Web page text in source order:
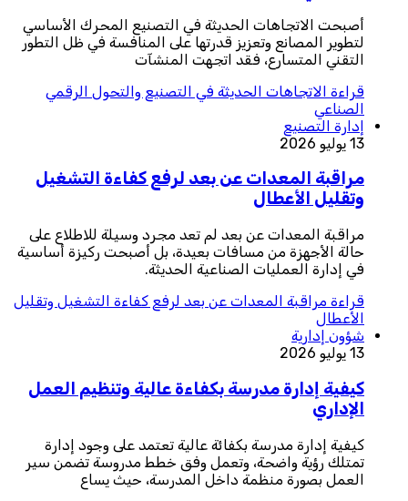
أصبحت الاتجاهات الحديثة في التصنيع المحرك الأساسي
لتطوير المصانع وتعزيز قدرتها على المنافسة في ظل التطور
التقني المتسارع، فقد اتجهت المنشآت
قراءة الاتجاهات الحديثة في التصنيع والتحول الرقمي
الصناعي
إدارة التصنيع
13 يوليو 2026
مراقبة المعدات عن بعد لرفع كفاءة التشغيل
وتقليل الأعطال
مراقبة المعدات عن بعد لم تعد مجرد وسيلة للاطلاع على
حالة الأجهزة من مسافات بعيدة، بل أصبحت ركيزة أساسية
في إدارة العمليات الصناعية الحديثة.
قراءة مراقبة المعدات عن بعد لرفع كفاءة التشغيل وتقليل
الأعطال
شؤون إدارية
13 يوليو 2026
كيفية إدارة مدرسة بكفاءة عالية وتنظيم العمل
الإداري
كيفية إدارة مدرسة بكفائة عالية تعتمد على وجود إدارة
تمتلك رؤية واضحة، وتعمل وفق خطط مدروسة تضمن سير
العمل بصورة منظمة داخل المدرسة، حيث يساع